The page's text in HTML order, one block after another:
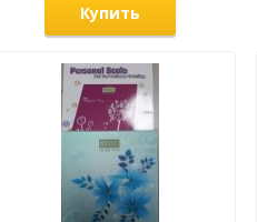
Купить